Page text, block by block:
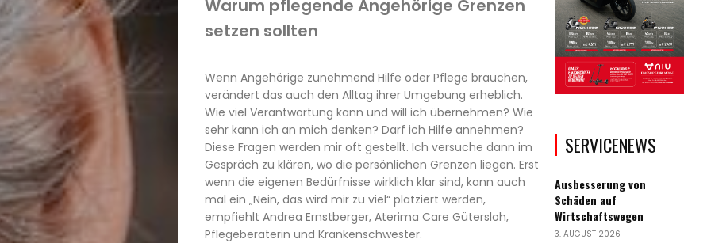
Warum pflegende Angehörige Grenzen
setzen sollten
Wenn Angehörige zunehmend Hilfe oder Pflege brauchen,
verändert das auch den Alltag ihrer Umgebung erheblich.
Wie viel Verantwortung kann und will ich übernehmen? Wie
sehr kann ich an mich denken? Darf ich Hilfe annehmen?
Diese Fragen werden mir oft gestellt. Ich versuche dann im
Gespräch zu klären, wo die persönlichen Grenzen liegen. Erst
wenn die eigenen Bedürfnisse wirklich klar sind, kann auch
mal ein „Nein, das wird mir zu viel“ platziert werden,
empfiehlt Andrea Ernstberger, Aterima Care Gütersloh,
Pflegeberaterin und Krankenschwester.
SERVICENEWS
Ausbesserung von
Schäden auf
Wirtschaftswegen
3. AUGUST 2026